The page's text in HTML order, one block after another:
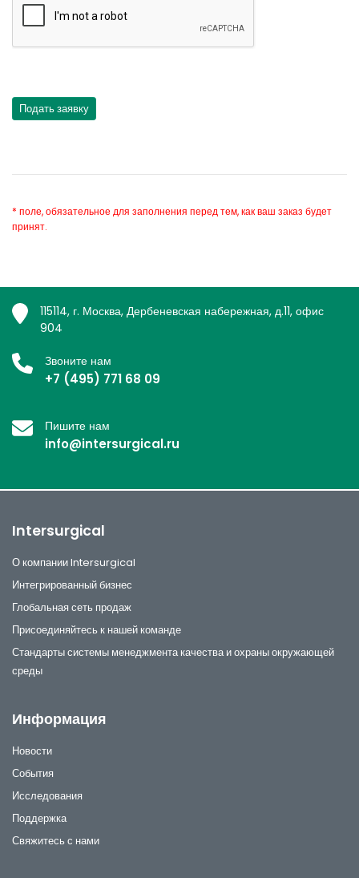
* поле, обязательное для заполнения перед тем, как ваш заказ будет
принят.
115114, г. Москва, Дербеневская набережная, д.11, офис
904
Звоните нам
+7 (495) 771 68 09
Пишите нам
info@intersurgical.ru
Intersurgical
О компании Intersurgical
Интегрированный бизнес
Глобальная сеть продаж
Присоединяйтесь к нашей команде
Стандарты системы менеджмента качества и охраны окружающей
среды
Информация
Новости
События
Исследования
Поддержка
Свяжитесь с нами